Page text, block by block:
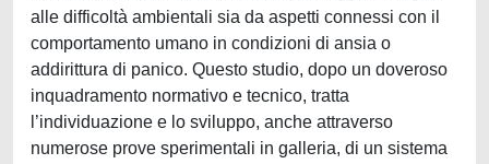
alle difficoltà ambientali sia da aspetti connessi con il
comportamento umano in condizioni di ansia o
addirittura di panico. Questo studio, dopo un doveroso
inquadramento normativo e tecnico, tratta
l’individuazione e lo sviluppo, anche attraverso
numerose prove sperimentali in galleria, di un sistema